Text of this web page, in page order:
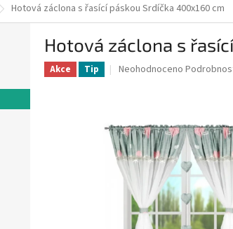
Hotová záclona s řasící páskou Srdíčka 400x160 cm
Hotová záclona s
Akce Tip
Průměrné
0,0
z
5
hvězdiček.
Neohodnoceno